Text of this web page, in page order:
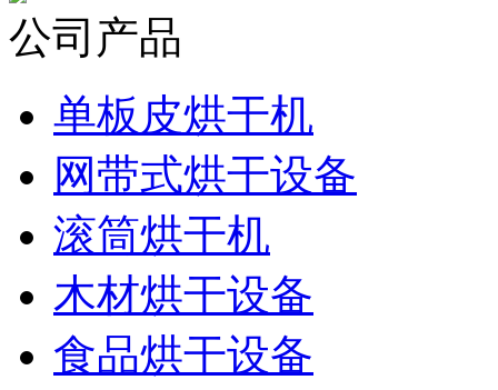
公司产品
单板皮烘干机
网带式烘干设备
滚筒烘干机
木材烘干设备
食品烘干设备